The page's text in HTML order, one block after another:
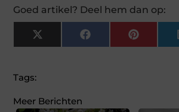
Goed artikel? Deel hem dan op:
X
(Twitter)
Facebook Pinterest
Tags:
Meer Berichten